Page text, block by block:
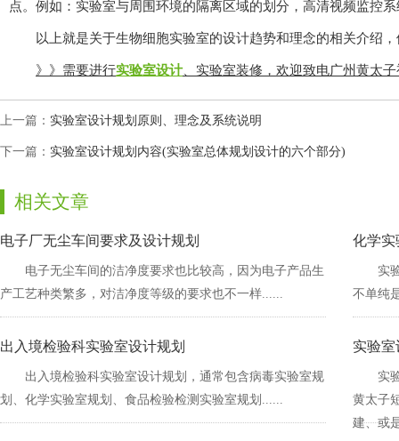
点。例如：实验室与周围环境的隔离区域的划分，高清视频监控
以上就是关于生物细胞实验室的设计趋势和理念的相关介绍，供
》》需要进行实验室设计、实验室装修，欢迎致电广州黄太
上一篇： 实验室设计规划原则、理念及系统说明
下一篇： 实验室设计规划内容(实验室总体规划设计的六个部分)
相关文章
电子厂无尘车间要求及设计规划
电子无尘车间的洁净度要求也比较高，因为电子产品生
产工艺种类繁多，对洁净度等级的要求也不一样......
化学实
实
不单纯
出入境检验科实验室设计规划
出入境检验科实验室设计规划，通常包含病毒实验室规
划、化学实验室规划、食品检验检测实验室规划......
实验室
实
黄太子短
建、